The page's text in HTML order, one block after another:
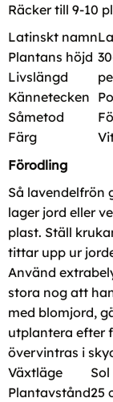
Räcker till 9-10
Latinskt namn
Plantans höjd
Livslängd
Kännetecken
Såmetod
Färg
Förodling
Så lavendelfrön
lager jord eller
plast. Ställ
tittar upp ur
Använd
stora nog att
med blomjord,
utplantera efter
övervintras i
Växtläge
Sol
Plantavstånd25